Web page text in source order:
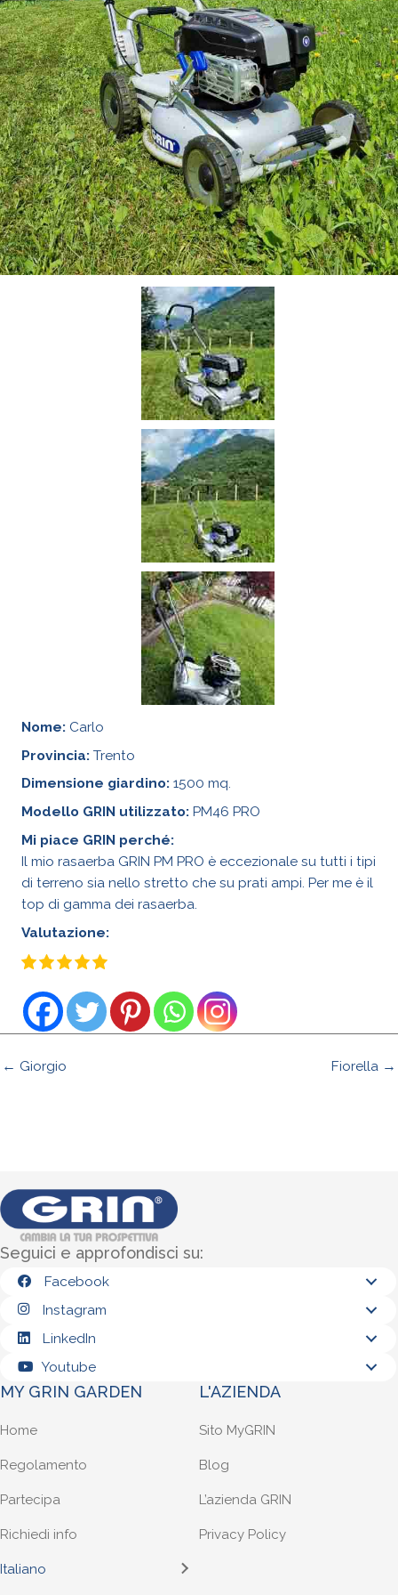
Nome: Carlo
Provincia: Trento
Dimensione giardino: 1500 mq.
Modello GRIN utilizzato: PM46 PRO
Mi piace GRIN perché:
Il mio rasaerba GRIN PM PRO è eccezionale su tutti i tipi
di terreno sia nello stretto che su prati ampi. Per me è il
top di gamma dei rasaerba.
Valutazione:
← Giorgio Fiorella →
Seguici e approfondisci su:
Facebook
Instagram
LinkedIn
Youtube
MY GRIN GARDEN
Home
Regolamento
Partecipa
Richiedi info
Italiano
L'AZIENDA
Sito MyGRIN
Blog
L’azienda GRIN
Privacy Policy